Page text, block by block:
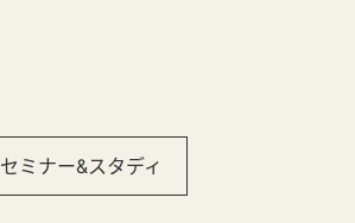
セミナー&スタディ